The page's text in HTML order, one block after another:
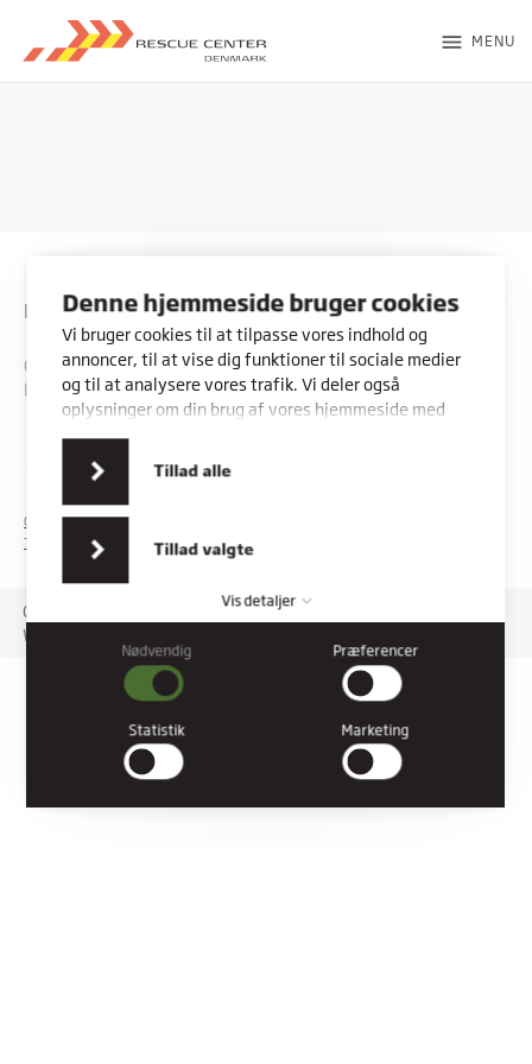
Denne hjemmeside bruger cookies
Vi bruger cookies til at tilpasse vores indhold og
annoncer, til at vise dig funktioner til sociale medier
og til at analysere vores trafik. Vi deler også
oplysninger om din brug af vores hjemmeside med
vores partnere inden for sociale medier,
annonceringspartnere og analysepartnere. Vores
partnere kan kombinere disse data med andre
oplysninger, du har givet dem, eller som de har
Tillad valgte
Tillad alle
Vis detaljer
Nødvendig
Nødvendige cookies hjælper med at gøre en hjemmeside
brugbar ved at aktivere grundlæggende funktioner såsom
side-navigation og adgang til sikre områder af hjemmesiden.
Hjemmesiden kan ikke fungere ordentligt uden disse cookies.
Nødvendig Præferencer
Statistik Marketing
menu MENU
Rybners - Rescue Center
CVR: 45357716
EAN: 5798000553842
Kontakt os
COOKIES
PRIVATLIVSPOLITIK
TILGÆNGELIGHEDSERKLÆRING
Copyright © 2026 Rybners. All rights reserved.
Website: Co3